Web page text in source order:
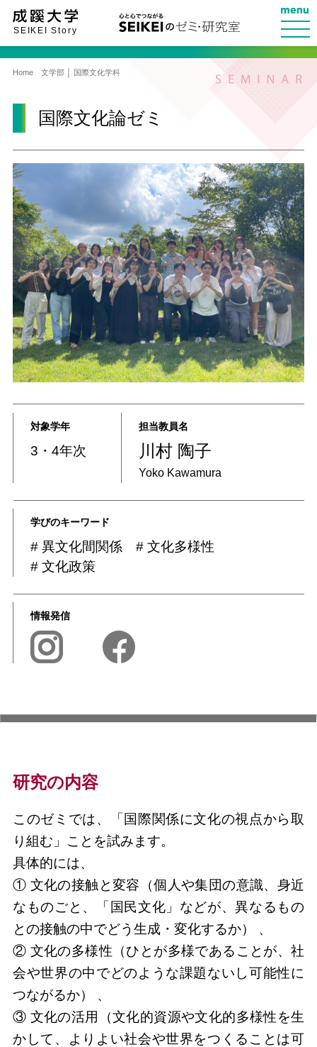
SEIKEI Story
Home文学部 │ 国際文化学科
国際文化論ゼミ
対象学年
3・4年次
担当教員名
川村 陶子
Yoko Kawamura
学びのキーワード
異文化間関係
文化多様性
文化政策
情報発信
研究の内容
このゼミでは、「国際関係に文化の視点から取
り組む」ことを試みます。
具体的には、
① 文化の接触と変容（個人や集団の意識、身近
なものごと、「国民文化」などが、異なるもの
との接触の中でどう生成・変化するか） 、
② 文化の多様性（ひとが多様であることが、社
会や世界の中でどのような課題ないし可能性に
つながるか） 、
③ 文化の活用（文化的資源や文化的多様性を生
かして、よりよい社会や世界をつくることは可